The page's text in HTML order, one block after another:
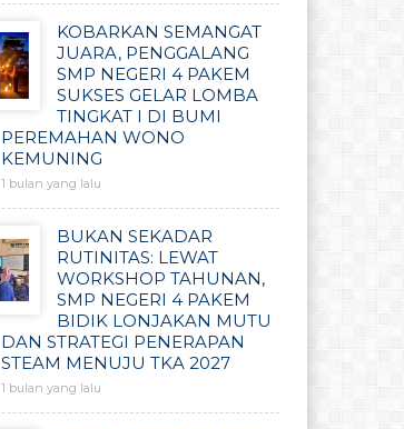
KOBARKAN SEMANGAT
JUARA, PENGGALANG
SMP NEGERI 4 PAKEM
SUKSES GELAR LOMBA
TINGKAT I DI BUMI
PEREMAHAN WONO
KEMUNING
1 bulan yang lalu
BUKAN SEKADAR
RUTINITAS: LEWAT
WORKSHOP TAHUNAN,
SMP NEGERI 4 PAKEM
BIDIK LONJAKAN MUTU
DAN STRATEGI PENERAPAN
STEAM MENUJU TKA 2027
1 bulan yang lalu